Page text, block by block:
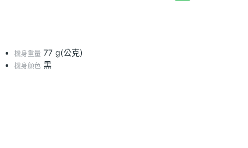
機身重量 77 g(公克)
機身顏色 黑